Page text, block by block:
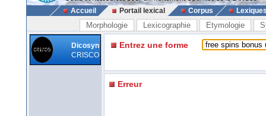
Accueil Portail lexical Corpus
Morphologie Lexicographie Etymologie
Dicosyn
CRISCO
Entrez une forme
Erreur